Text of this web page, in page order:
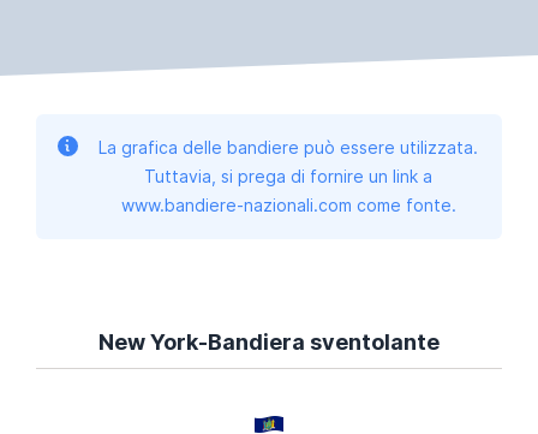
La grafica delle bandiere può essere utilizzata.
Tuttavia, si prega di fornire un link a
www.bandiere-nazionali.com come fonte.
New York-Bandiera sventolante